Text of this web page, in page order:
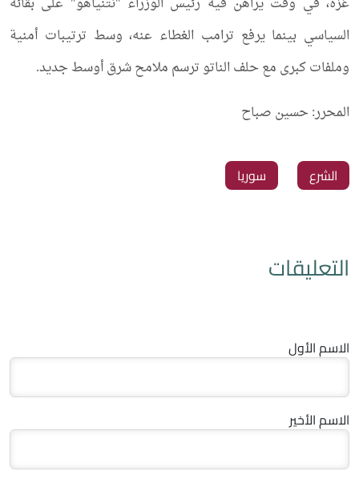
السياسي بينما يرفع ترامب الغطاء عنه، وسط ترتيبات أمنية
وملفات كبرى مع حلف الناتو ترسم ملامح شرق أوسط جديد.
المحرر: حسين صباح
الشرع سوريا
التعليقات
الاسم الأول
الاسم الأخير